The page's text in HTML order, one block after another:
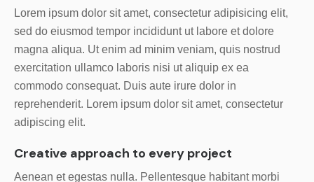
Lorem ipsum dolor sit amet, consectetur adipisicing elit,
sed do eiusmod tempor incididunt ut labore et dolore
magna aliqua. Ut enim ad minim veniam, quis nostrud
exercitation ullamco laboris nisi ut aliquip ex ea
commodo consequat. Duis aute irure dolor in
reprehenderit. Lorem ipsum dolor sit amet, consectetur
adipiscing elit.
Creative approach to every project
Aenean et egestas nulla. Pellentesque habitant morbi